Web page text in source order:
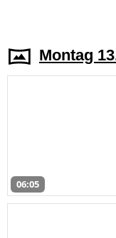
Montag
06:05